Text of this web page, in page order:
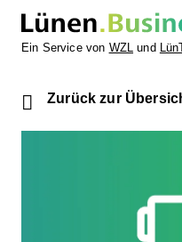
Ein Service von WZL und
Zurück zur